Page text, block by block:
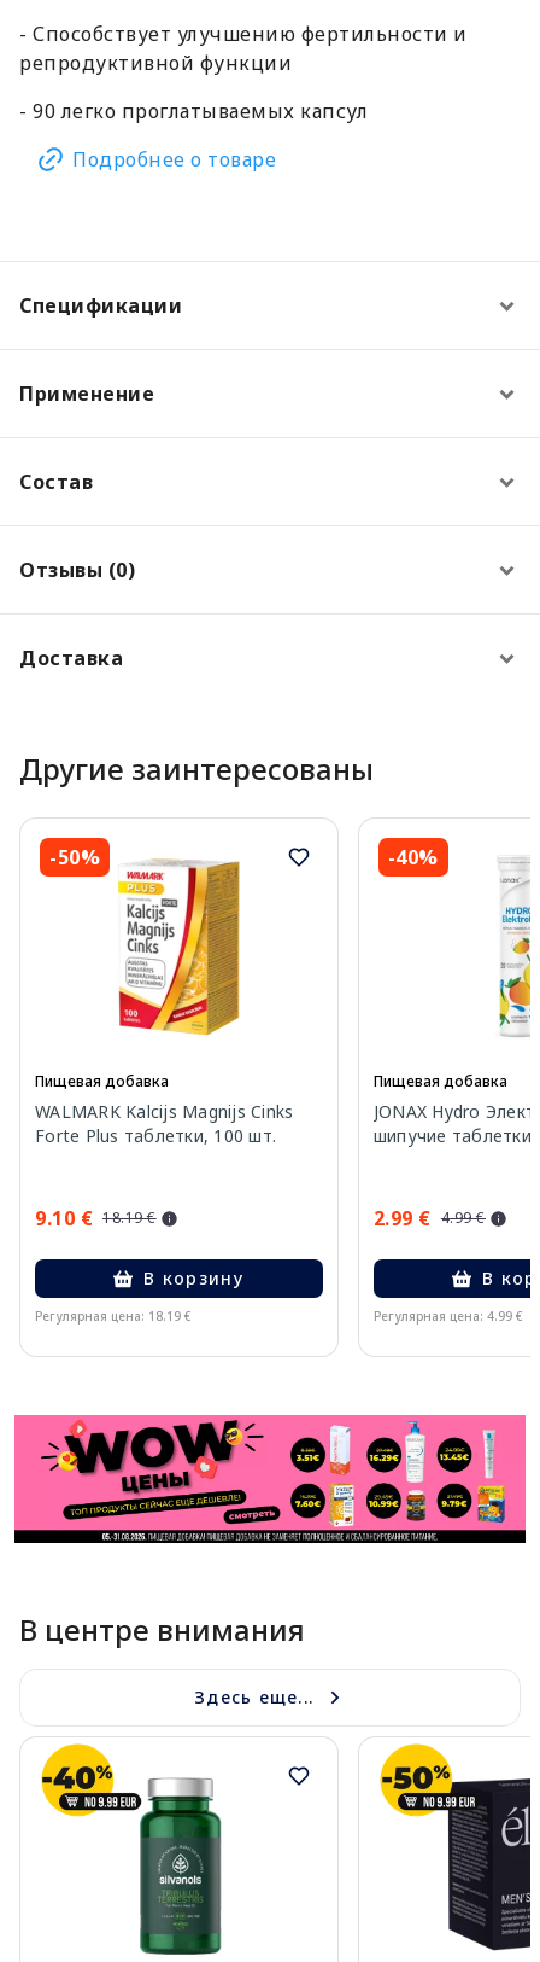
- Способствует улучшению фертильности и
репродуктивной функции
- 90 легко проглатываемых капсул
Подробнее о товаре
Спецификации
Применение
Состав
Отзывы (0)
Доставка
Другие заинтересованы
-50%
Пищевая добавка
WALMARK Kalcijs Magnijs Cinks
Forte Plus таблетки, 100 шт.
9.10 € 18.19 €
В корзину
Регулярная цена: 18.19 €
-40%
Пищевая добавка
JONAX Hydro
шипучие
2.99 € 4.99 €
В
Регулярная цена: 4.99 €
В центре внимания
Здесь еще...